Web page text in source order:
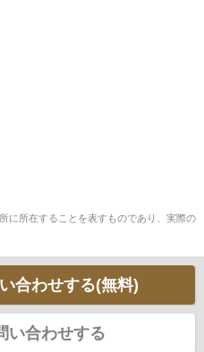
に所在することを表すものであり、実際の
合わせする(無料)
い合わせする